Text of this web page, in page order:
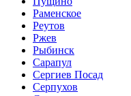
Раменское
Реутов
Ржев
Рыбинск
Сарапул
Сергиев Посад
Серпухов